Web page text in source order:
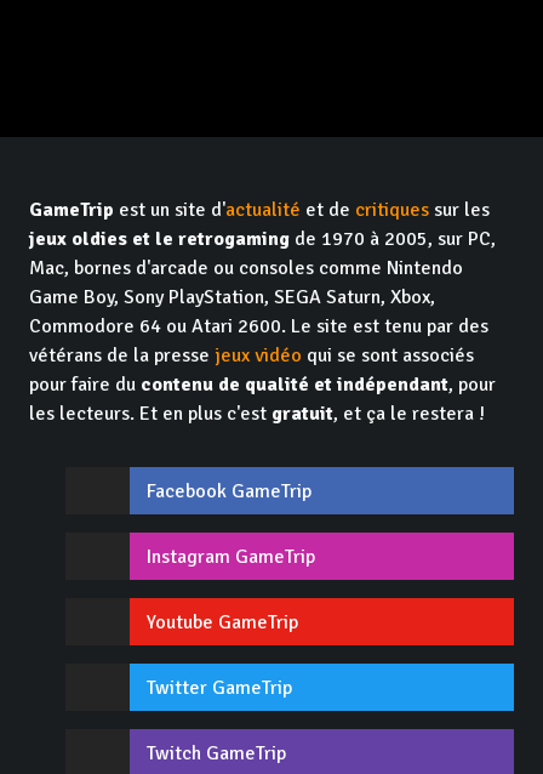
GameTrip est un site d'actualité et de critiques sur les
jeux oldies et le retrogaming de 1970 à 2005, sur PC,
Mac, bornes d'arcade ou consoles comme Nintendo
Game Boy, Sony PlayStation, SEGA Saturn, Xbox,
Commodore 64 ou Atari 2600. Le site est tenu par des
vétérans de la presse jeux vidéo qui se sont associés
pour faire du contenu de qualité et indépendant, pour
les lecteurs. Et en plus c'est gratuit, et ça le restera !
Facebook GameTrip
Instagram GameTrip
Youtube GameTrip
Twitter GameTrip
Twitch GameTrip